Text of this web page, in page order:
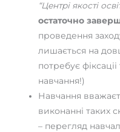
“Центрі якості
остаточно
проведення
лишається на
потребує
навчання!)
Навчання
виконанні таких
– перегляд